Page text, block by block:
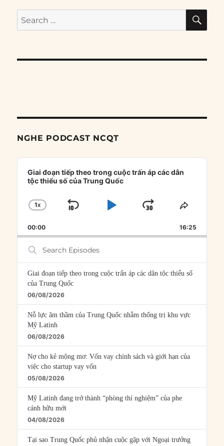
Search
for:
NGHE PODCAST NCQT
Audio
Player
Giai đoạn tiếp theo trong cuộc trấn áp các dân
tộc thiểu số của Trung Quốc
CHANGE
RATE
1X
SKIP
PLAYJUMP
FORWARD
SHARE
00:00 16:25
Search
Episodes
Giai đoạn tiếp theo trong cuộc trấn áp các dân tộc thiểu số
của Trung Quốc
06/08/2026
Nỗ lực âm thầm của Trung Quốc nhằm thống trị khu vực
Mỹ Latinh
06/08/2026
Nợ cho kẻ mộng mơ: Vốn vay chính sách và giới hạn của
việc cho startup vay vốn
05/08/2026
Mỹ Latinh đang trở thành “phòng thí nghiệm” của phe
cánh hữu mới
04/08/2026
Tại sao Trung Quốc phủ nhận cuộc gặp với Ngoại trưởng